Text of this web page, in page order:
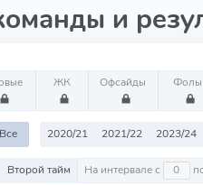
и
ЖК Офсайды Фолы
Все 2020/21 2021/22 2023/24
Второй тайм На интервале с